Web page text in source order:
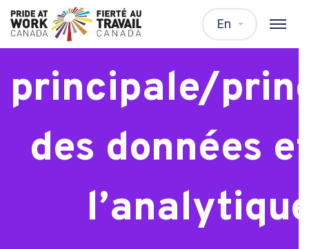
En
Spécialiste
principale/
des données